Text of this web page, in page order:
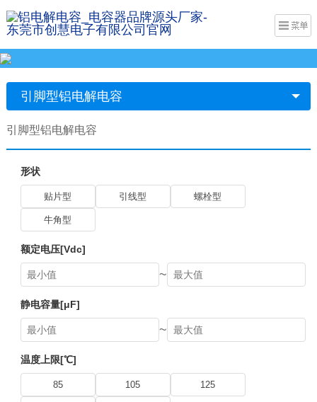
引脚型铝电解电容
引脚型铝电解电容
形状
贴片型 引线型 螺栓型
牛角型
额定电压[Vdc]
~
静电容量[μF]
~
温度上限[℃]
85 105 125